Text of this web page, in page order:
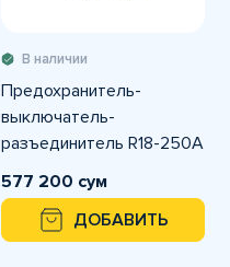
В наличии
Предохранитель-
выключатель-
разъединитель R18-250A
3-полюсный
577 200 сум
ДОБАВИТЬ